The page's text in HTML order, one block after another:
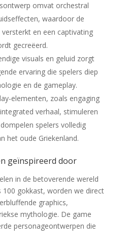
omvat orchestral
waardoor de
en een captivating
gecreëerd.
visuals en geluid zorgt
ervaring die spelers diep
en de gameplay.
elementen, zoals engaging
verhaal, stimuleren
spelers volledig
het oude Griekenland.
geïnspireerd door
in de betoverende wereld
100 gokkast, worden we direct
graphics,
mythologie. De game
personageontwerpen die